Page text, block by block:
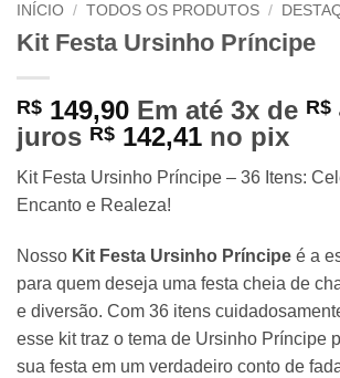
INÍCIO / TODOS OS PRODUTOS /
Kit Festa Ursinho Príncipe
R$ 149,90 Em até 3x de R$
juros R$ 142,41 no pix
Kit Festa Ursinho Príncipe – 36 Itens:
Encanto e Realeza!
Nosso Kit Festa Ursinho Príncipe é a
para quem deseja uma festa cheia de
e diversão. Com 36 itens
esse kit traz o tema de Ursinho Príncipe
sua festa em um verdadeiro conto de